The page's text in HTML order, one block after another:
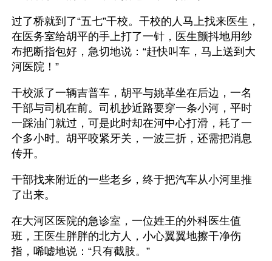
过了桥就到了“五七”干校。干校的人马上找来医生，
在医务室给胡平的手上打了一针，医生颤抖地用纱
布把断指包好，急切地说：“赶快叫车，马上送到大
河医院！”
干校派了一辆吉普车，胡平与姚革坐在后边，一名
干部与司机在前。司机抄近路要穿一条小河，平时
一踩油门就过，可是此时却在河中心打滑，耗了一
个多小时。胡平咬紧牙关，一波三折，还需把消息
传开。
干部找来附近的一些老乡，终于把汽车从小河里推
了出来。
在大河区医院的急诊室，一位姓王的外科医生值
班，王医生胖胖的北方人，小心翼翼地擦干净伤
指，唏嘘地说：“只有截肢。”